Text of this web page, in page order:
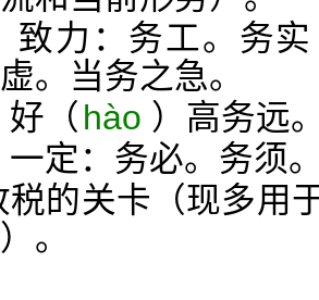
力：务工。务
。当务之急。
（ hào ）高务远
定：务必。务须
的关卡（现多用
。